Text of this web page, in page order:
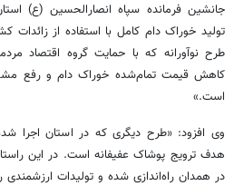
جانشین فرمانده سپاه انصارالحسین(ع)
تولید خوراک دام کامل با استفاده اززائدات
طرح نوآورانه که با حمایت گروه اقتصاد
کاهش قیمت تمام‌شده خوراک دام و رفع
است.»
وی افزود: «طرح دیگری که در استان اجرا
هدف ترویج پوشاک عفیفانه است. در این راستا، ۹ شعبه از مجموعه
در همدان راه‌اندازی شده و تولیدات ارزشمندی